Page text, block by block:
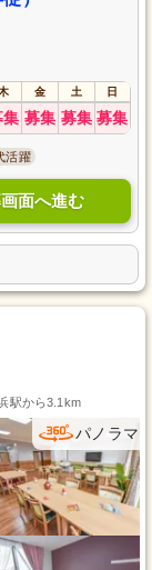
金 土 日
集 募集 募集 募集
活躍
面へ進む
駅から3.1km
パノラマ